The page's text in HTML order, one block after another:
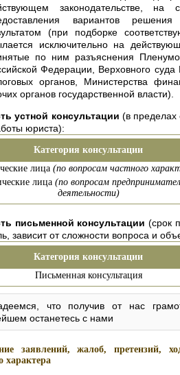
законодательстве, на
вариантов
(при подборке
исключительно на
по ним разъяснения
Федерации, Верховного
органов, Министерства
органов государственной власти).
устной консультации (в пределах
юриста):
Категория консультации
лица (по вопросам частного
лица (по вопросам
деятельности)
письменной консультации (срок
зависит от сложности вопроса и
Категория консультации
Письменная консультация
что получив от нас
останетесь с нами
заявлений, жалоб, претензий,
характера